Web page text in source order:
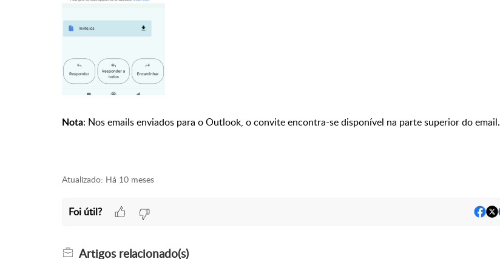
Nota: Nos emails enviados para o Outlook, o convite encontra-se disponível na parte superior do email.
Atualizado: Há 10 meses
Foi útil?
Artigosrelacionado(s)